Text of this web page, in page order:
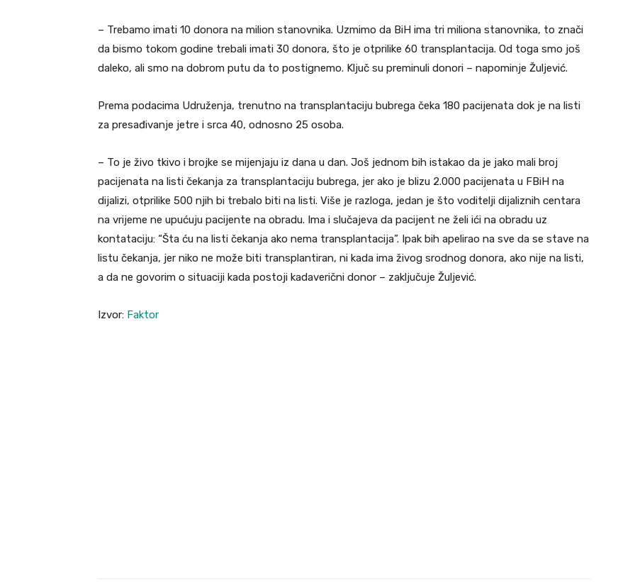
– Trebamo imati 10 donora na milion stanovnika. Uzmimo da BiH ima tri miliona stanovnika, to znači
da bismo tokom godine trebali imati 30 donora, što je otprilike 60 transplantacija. Od toga smo još
daleko, ali smo na dobrom putu da to postignemo. Ključ su preminuli donori – napominje Žuljević.
Prema podacima Udruženja, trenutno na transplantaciju bubrega čeka 180 pacijenata dok je na listi
za presađivanje jetre i srca 40, odnosno 25 osoba.
– To je živo tkivo i brojke se mijenjaju iz dana u dan. Još jednom bih istakao da je jako mali broj
pacijenata na listi čekanja za transplantaciju bubrega, jer ako je blizu 2.000 pacijenata u FBiH na
dijalizi, otprilike 500 njih bi trebalo biti na listi. Više je razloga, jedan je što voditelji dijaliznih centara
na vrijeme ne upućuju pacijente na obradu. Ima i slučajeva da pacijent ne želi ići na obradu uz
kontataciju: “Šta ću na listi čekanja ako nema transplantacija”. Ipak bih apelirao na sve da se stave na
listu čekanja, jer niko ne može biti transplantiran, ni kada ima živog srodnog donora, ako nije na listi,
a da ne govorim o situaciji kada postoji kadaverični donor – zaključuje Žuljević.
Izvor: Faktor